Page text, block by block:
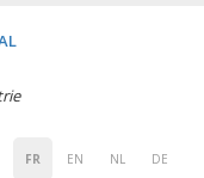
FR EN NL DE